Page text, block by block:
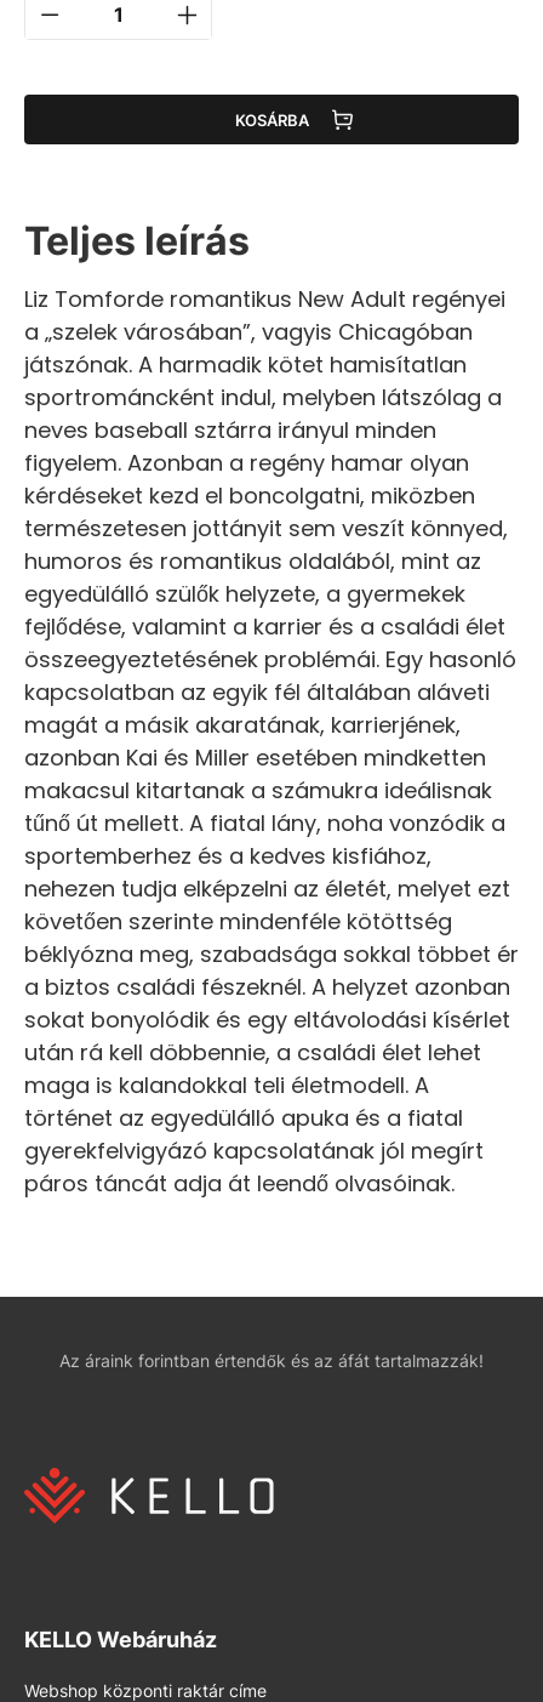
KOSÁRBA
Teljes leírás
Liz Tomforde romantikus New Adult regényei
a „szelek városában”, vagyis Chicagóban
játszónak. A harmadik kötet hamisítatlan
sportrománcként indul, melyben látszólag a
neves baseball sztárra irányul minden
figyelem. Azonban a regény hamar olyan
kérdéseket kezd el boncolgatni, miközben
természetesen jottányit sem veszít könnyed,
humoros és romantikus oldalából, mint az
egyedülálló szülők helyzete, a gyermekek
fejlődése, valamint a karrier és a családi élet
összeegyeztetésének problémái. Egy hasonló
kapcsolatban az egyik fél általában aláveti
magát a másik akaratának, karrierjének,
azonban Kai és Miller esetében mindketten
makacsul kitartanak a számukra ideálisnak
tűnő út mellett. A fiatal lány, noha vonzódik a
sportemberhez és a kedves kisfiához,
nehezen tudja elképzelni az életét, melyet ezt
követően szerinte mindenféle kötöttség
béklyózna meg, szabadsága sokkal többet ér
a biztos családi fészeknél. A helyzet azonban
sokat bonyolódik és egy eltávolodási kísérlet
után rá kell döbbennie, a családi élet lehet
maga is kalandokkal teli életmodell. A
történet az egyedülálló apuka és a fiatal
gyerekfelvigyázó kapcsolatának jól megírt
páros táncát adja át leendő olvasóinak.
Az áraink forintban értendők és az áfát tartalmazzák!
KELLO Webáruház
Webshop központi raktár címe